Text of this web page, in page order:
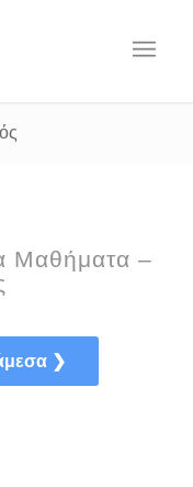
Μαθήματα –
❯